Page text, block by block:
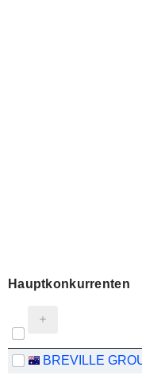
Hauptkonkurrenten